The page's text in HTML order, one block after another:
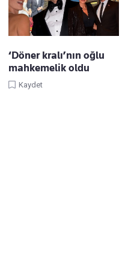
‘Döner kralı’nın oğlu
mahkemelik oldu
Kaydet